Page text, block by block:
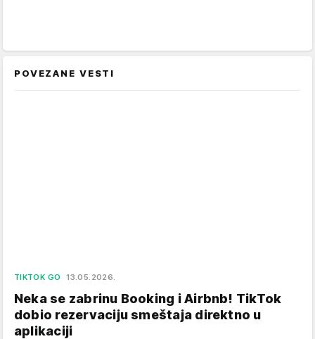
POVEZANE VESTI
TIKTOK GO 13.05.2026.
Neka se zabrinu Booking i Airbnb! TikTok
dobio rezervaciju smeštaja direktno u
aplikaciji